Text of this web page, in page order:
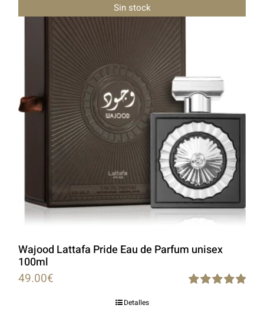
Sin stock
Wajood Lattafa Pride Eau de Parfum unisex
100ml
49.00€
Detalles